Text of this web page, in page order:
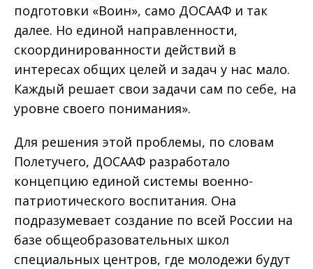
подготовки «Воин», само ДОСААФ и так
далее. Но единой направленности,
скоординированности действий в
интересах общих целей и задач у нас мало.
Каждый решает свои задачи сам по себе, на
уровне своего понимания».
Для решения этой проблемы, по словам
Полетучего, ДОСААФ разработало
концепцию единой системы военно-
патриотического воспитания. Она
подразумевает создание по всей России на
базе общеобразовательных школ
специальных центров, где молодежи будут